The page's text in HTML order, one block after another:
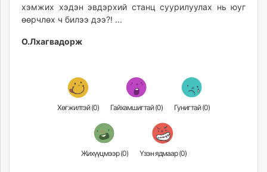
хэмжих хэдэн эвдэрхий станц суурилуулах нь юуг
өөрчлөх ч билээ дээ?! ...
О.Лхагвадорж
Хөгжилтэй (0) Гайхамшигтай (0) Гунигтай (0)
Жихүүцмээр (0) Үзэн ядмаар (0)